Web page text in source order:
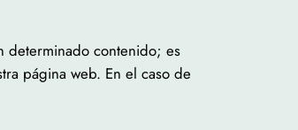
determinado contenido; es
página web. En el caso de